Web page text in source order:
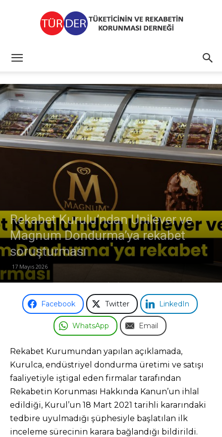
Rekabet Kurulu’ndan Unilever ve
Magnum Dondurma’ya rekabet
soruşturması
17 Mayıs 2026
Facebook Twitter LinkedIn
WhatsApp Email
Rekabet Kurumundan yapılan açıklamada,
Kurulca, endüstriyel dondurma üretimi ve satışı
faaliyetiyle iştigal eden firmalar tarafından
Rekabetin Korunması Hakkında Kanun’un ihlal
edildiği, Kurul’un 18 Mart 2021 tarihli kararındaki
tedbire uyulmadığı şüphesiyle başlatılan ilk
inceleme sürecinin karara bağlandığı bildirildi.